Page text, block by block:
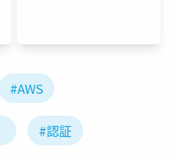
#AWS
#認証